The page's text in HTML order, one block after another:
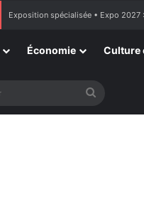
France : l’Assemblée nationale
Économie Culture